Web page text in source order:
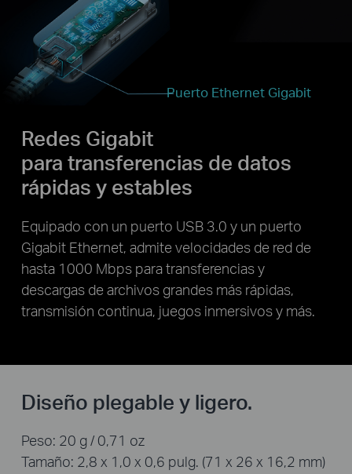
Redes Gigabit
para transferencias de datos
rápidas y estables
Equipado con un puerto USB 3.0 y un puerto
Gigabit Ethernet, admite velocidades de red de
hasta 1000 Mbps para transferencias y
descargas de archivos grandes más rápidas,
transmisión continua, juegos inmersivos y más.
Puerto Ethernet Gigabit
Diseño plegable y ligero.
Peso: 20 g / 0,71 oz
Tamaño: 2,8 x 1,0 x 0,6 pulg. (71 x 26 x 16,2 mm)